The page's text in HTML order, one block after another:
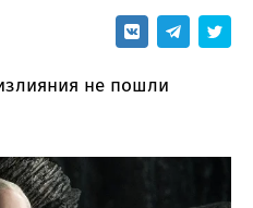
не пошли